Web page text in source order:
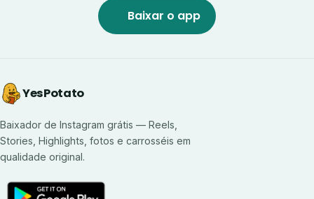
Baixar o app
YesPotato
Baixador de Instagram grátis — Reels,
Stories, Highlights, fotos e carrosséis em
qualidade original.